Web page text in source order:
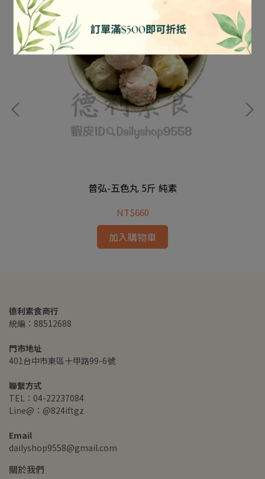
普弘-五色丸 5斤 純素
NT$660
加入購物車
德利素食商行
統編：88512688
門市地址
401台中市東區十甲路99-6號
聯繫方式
TEL：04-22237084
Line@：@824iftgz
Email
dailyshop9558@gmail.com
關於我們